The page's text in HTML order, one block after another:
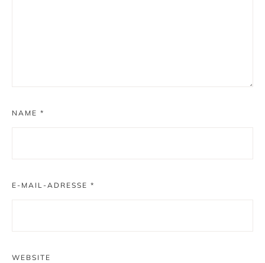
NAME *
E-MAIL-ADRESSE *
WEBSITE